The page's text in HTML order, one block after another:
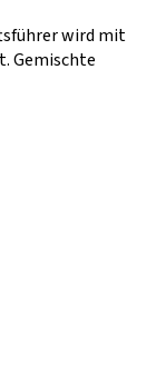
wird mit
Gemischte